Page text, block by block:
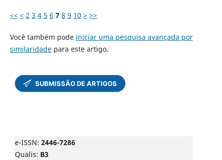
<< < 2 3 4 5 6 7 8 9 10 > >>
Você também pode iniciar uma pesquisa avançada por
similaridadepara este artigo.
e-ISSN: 2446-7286
Qualis: B3